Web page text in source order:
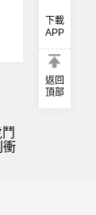
衝
下載
APP
返回
頂部